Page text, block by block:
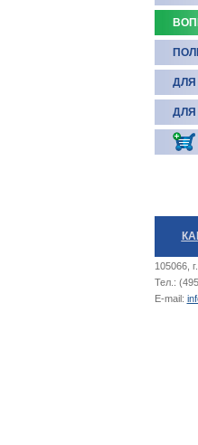
ДЛЯ
ДЛЯ
105066,
Тел.:
E-mail: